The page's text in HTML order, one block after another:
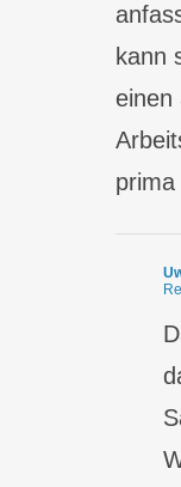
kann
einen
prima